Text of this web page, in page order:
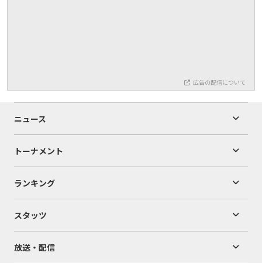
広告の配信について
ニュース
トーナメント
ランキング
スタッツ
放送・配信